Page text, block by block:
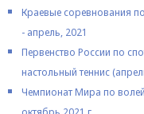
Краевые соревнования
- апрель, 2021
Первенство России по
настольный теннис
Чемпионат Мира по